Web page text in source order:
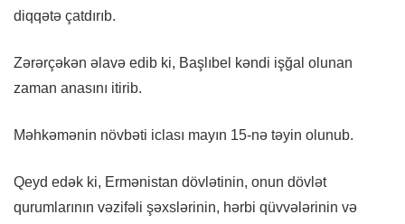
diqqətə çatdırıb.
Zərərçəkən əlavə edib ki, Başlıbel kəndi işğal olunan
zaman anasını itirib.
Məhkəmənin növbəti iclası mayın 15-nə təyin olunub.
Qeyd edək ki, Ermənistan dövlətinin, onun dövlət
qurumlarının vəzifəli şəxslərinin, hərbi qüvvələrinin və